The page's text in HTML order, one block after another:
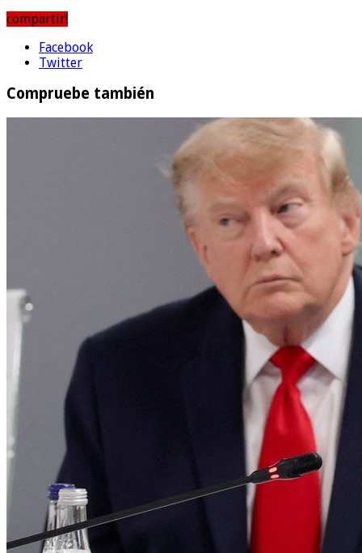
compartir!
Facebook
Twitter
Compruebe también